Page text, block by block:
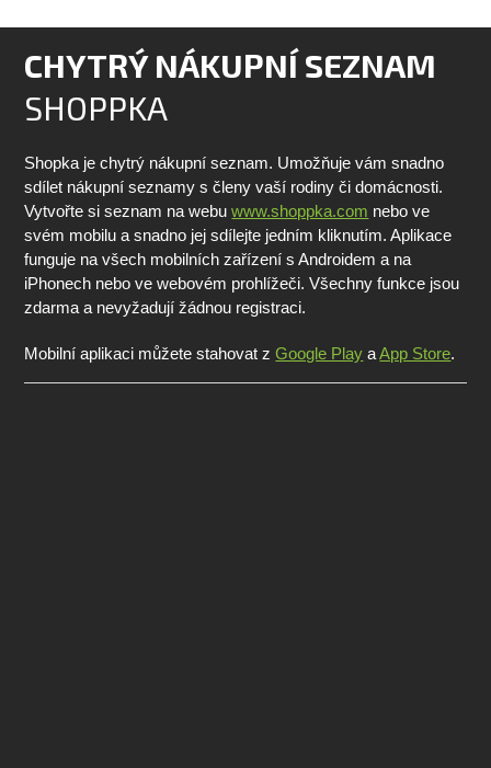
CHYTRÝ NÁKUPNÍ SEZNAM
SHOPPKA
Shopka je chytrý nákupní seznam. Umožňuje vám snadno
sdílet nákupní seznamy s členy vaší rodiny či domácnosti.
Vytvořte si seznam na webuwww.shoppka.com nebo ve
svém mobilu a snadno jej sdílejte jedním kliknutím. Aplikace
funguje na všech mobilních zařízení s Androidem a na
iPhonech nebo ve webovém prohlížeči. Všechny funkce jsou
zdarma a nevyžadují žádnou registraci.
Mobilní aplikaci můžete stahovat zGoogle Play aApp Store.